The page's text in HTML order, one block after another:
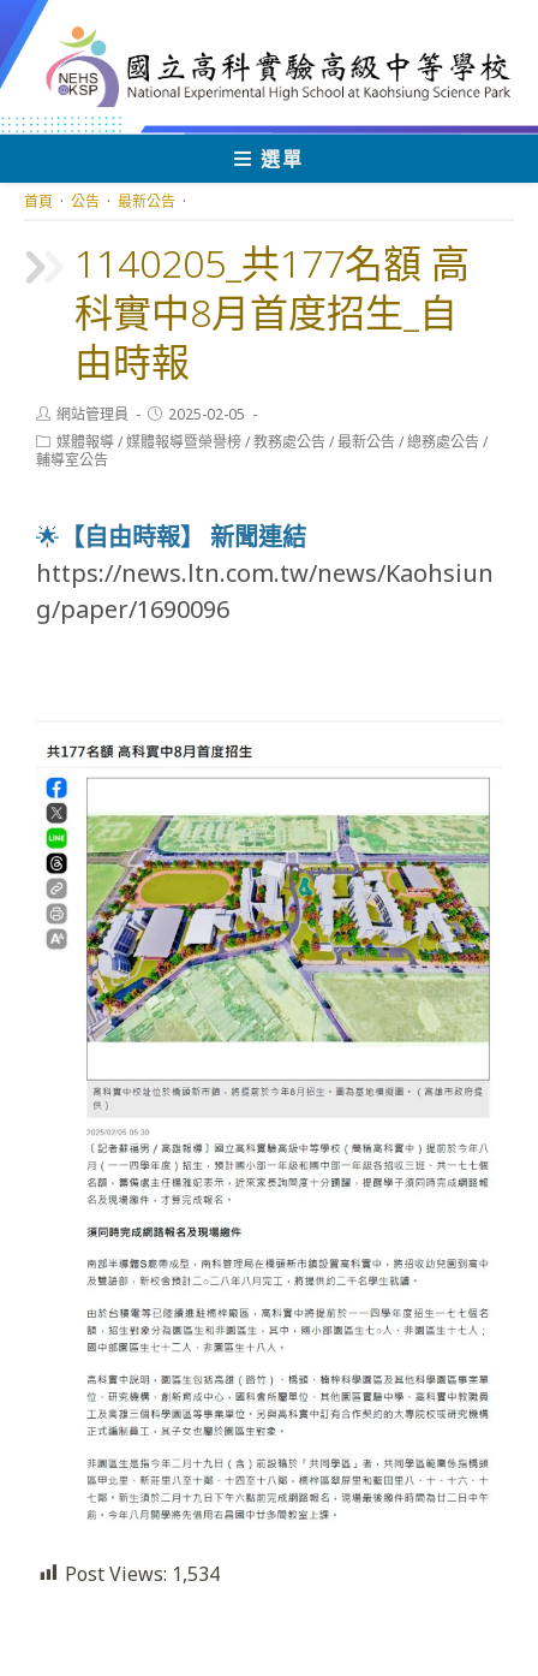
轉
至
要
容
選單
1140205_共177名額 高
科實中8月首度招生_自
由時報
首頁 · 公告 · 最新公告 ·
Post
author:
網站管理員
Post
published:
2025-02-05
Post
category:
媒體報導/媒體報導暨榮譽榜/教務處公告/最新公告/總務處公告/
輔導室公告
🌟 【自由時報】
新聞連結
https://news.ltn.com.tw/news/Kaohsiun
g/paper/1690096
Post Views: 1,534